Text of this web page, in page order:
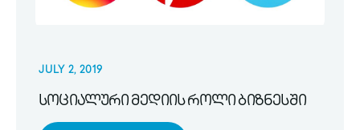
JULY 2, 2019
სოციალური მედიის როლი ბიზნესში